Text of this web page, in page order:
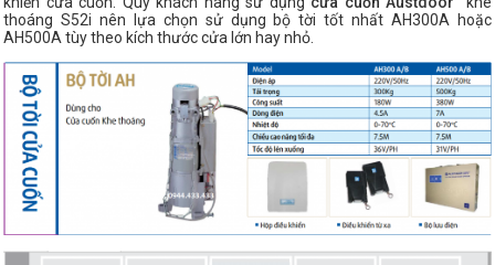
thoáng S52i nên lựa chọn sử dụng bộ tời tốt nhất AH300A hoặc
AH500A tùy theo kích thước cửa lớn hay nhỏ.